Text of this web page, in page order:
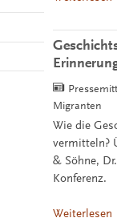
Migranten
Wie die
vermitteln?
& Söhne,
Konferenz.
Weiterlesen